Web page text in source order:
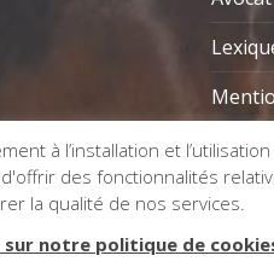
à l’installation et
des fonctionnalités
la qualité de nos services.
sur notre politique de